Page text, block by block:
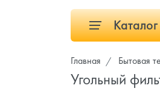
Главная Бытовая
Угольный